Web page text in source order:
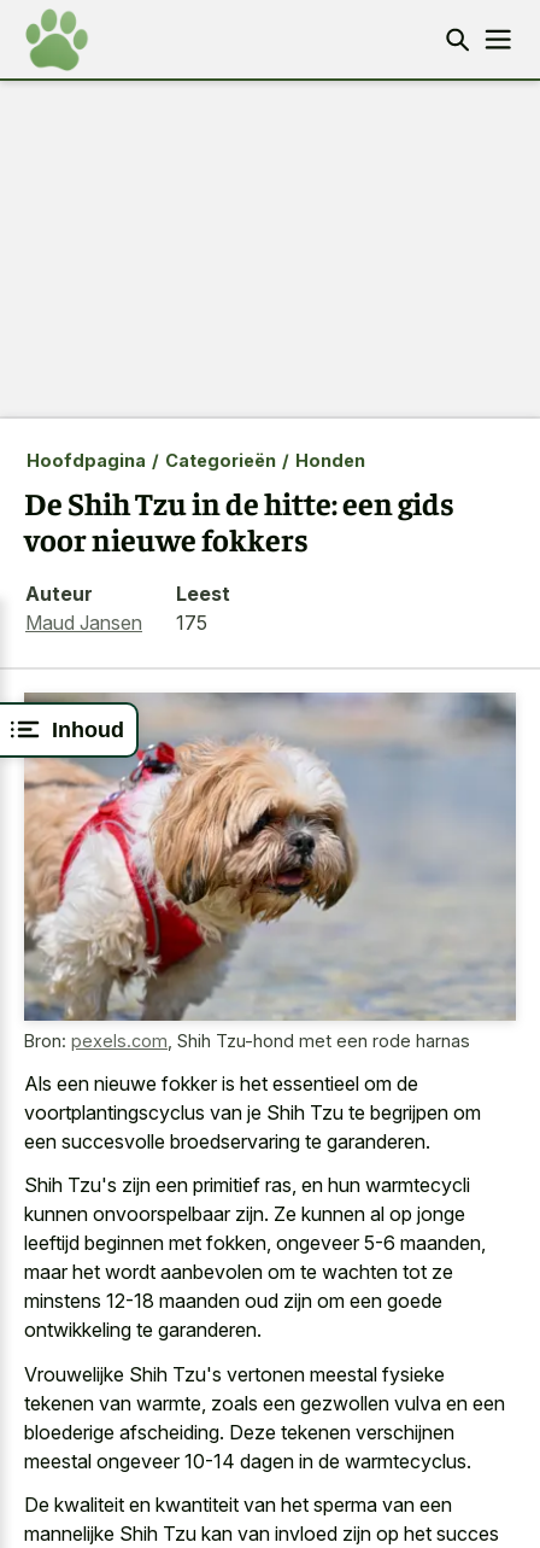
Inhoud
Hoofdpagina / Categorieën / Honden
De Shih Tzu in de hitte: een gids
voor nieuwe fokkers
Auteur
Maud Jansen
Leest
175
Bron: pexels.com Shih Tzu-hond met een rode harnas
Als een nieuwe fokker is het essentieel om de
voortplantingscyclus van je Shih Tzu te begrijpen om
een succesvolle broedservaring te garanderen.
Shih Tzu's zijn een primitief ras, en hun warmtecycli
kunnen onvoorspelbaar zijn. Ze kunnen al op jonge
leeftijd beginnen met fokken, ongeveer 5-6 maanden,
maar het wordt aanbevolen om te wachten tot ze
minstens 12-18 maanden oud zijn om een goede
ontwikkeling te garanderen.
Vrouwelijke Shih Tzu's vertonen meestal fysieke
tekenen van warmte, zoals een gezwollen vulva en een
bloederige afscheiding. Deze tekenen verschijnen
meestal ongeveer 10-14 dagen in de warmtecyclus.
De kwaliteit en kwantiteit van het sperma van een
mannelijke Shih Tzu kan van invloed zijn op het succes